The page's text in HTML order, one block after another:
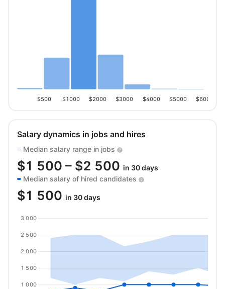
$500 $1000 $2000 $3000 $4000 $5000 $6000
Salary dynamics in jobs and hires
Median salary range in jobs
$1 500 – $2 500 in 30 days
Median salary of hired candidates
$1 500 in 30 days
1 000
1 500
2 000
2 500
3 000